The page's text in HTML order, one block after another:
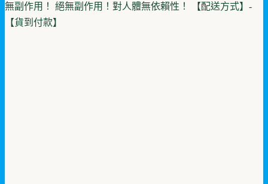
無副作用！ 絕無副作用！對人體無依賴性！ 【配送方式】-
【貨到付款】